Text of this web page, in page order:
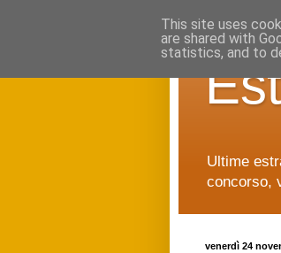
Ultime
concorso,
venerdì 24
This site uses
are shared with
statistics, and to